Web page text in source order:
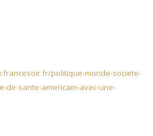
politique-monde-societe-
de-sante-americain-avec-une-